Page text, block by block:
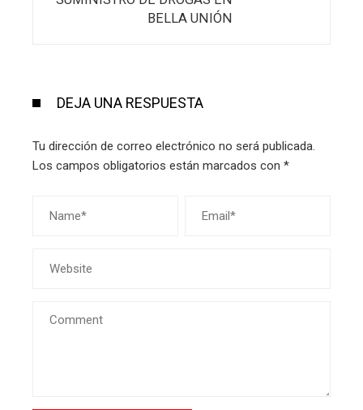
BELLA UNIÓN
DEJA UNA RESPUESTA
Tu dirección de correo electrónico no será publicada.
Los campos obligatorios están marcados con *